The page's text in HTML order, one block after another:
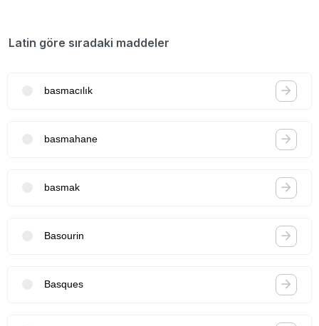
Latin göre sıradaki maddeler
basmacılık
basmahane
basmak
Basourin
Basques